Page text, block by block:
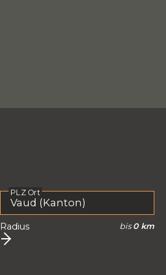
PLZ Ort
Radius bis0 km